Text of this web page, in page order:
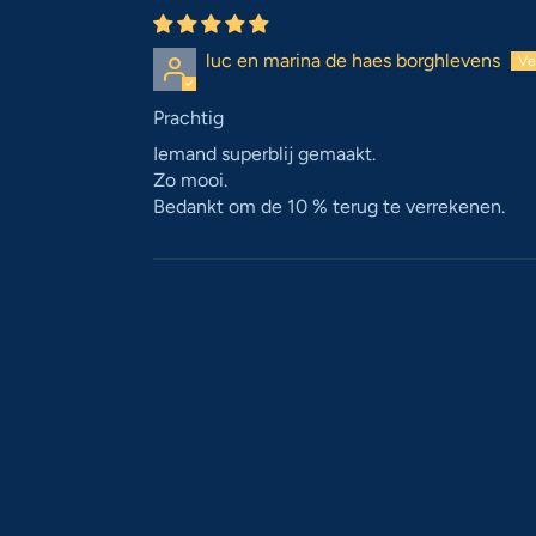
luc en marina de haes borghlevens
Prachtig
Iemand superblij gemaakt.
Zo mooi.
Bedankt om de 10 % terug te verrekenen.